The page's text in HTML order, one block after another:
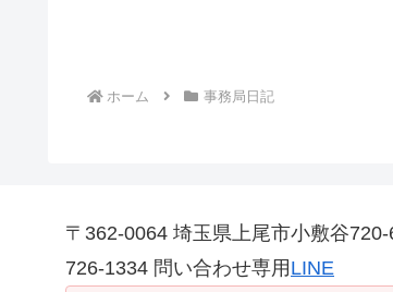
ホーム 事務局日記
〒362-0064 埼玉県上尾市小敷谷
726-1334 問い合わせ専用 LINE